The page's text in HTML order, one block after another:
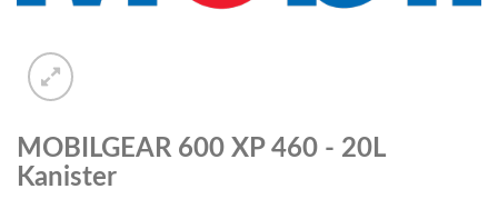
MOBILGEAR 600 XP 460 - 20L
Kanister